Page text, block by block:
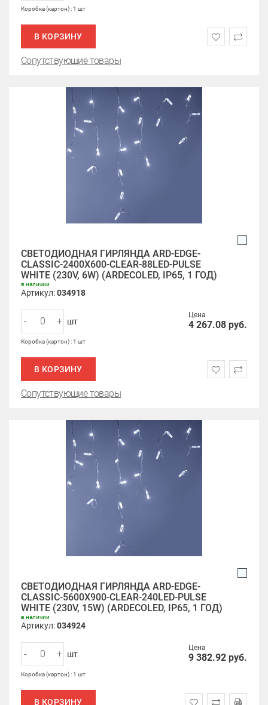
Коробка (картон) : 1 шт
В КОРЗИНУ
Сопутствующие товары
СВЕТОДИОДНАЯ ГИРЛЯНДА ARD-EDGE-
CLASSIC-2400X600-CLEAR-88LED-PULSE
WHITE (230V, 6W) (ARDECOLED, IP65, 1 ГОД)
в наличии
Артикул:034918
Цена
4 267.08 руб.
- + шт
Коробка (картон) : 1 шт
В КОРЗИНУ
Сопутствующие товары
СВЕТОДИОДНАЯ ГИРЛЯНДА ARD-EDGE-
CLASSIC-5600X900-CLEAR-240LED-PULSE
WHITE (230V, 15W) (ARDECOLED, IP65, 1 ГОД)
в наличии
Артикул:034924
Цена
9 382.92 руб.
- + шт
Коробка (картон) : 1 шт
В КОРЗИНУ